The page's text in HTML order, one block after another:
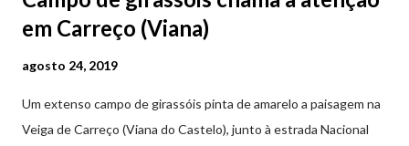
em Carreço (Viana)
agosto 24, 2019
Um extenso campo de girassóis pinta de amarelo a paisagem na
Veiga de Carreço (Viana do Castelo), junto à estrada Nacional